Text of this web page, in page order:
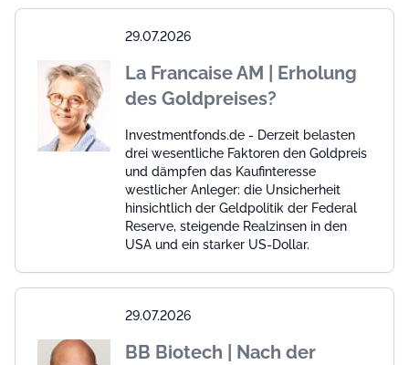
29.07.2026
La Francaise AM | Erholung
des Goldpreises?
Investmentfonds.de - Derzeit belasten
drei wesentliche Faktoren den Goldpreis
und dämpfen das Kaufinteresse
westlicher Anleger: die Unsicherheit
hinsichtlich der Geldpolitik der Federal
Reserve, steigende Realzinsen in den
USA und ein starker US-Dollar.
29.07.2026
BB Biotech | Nach der